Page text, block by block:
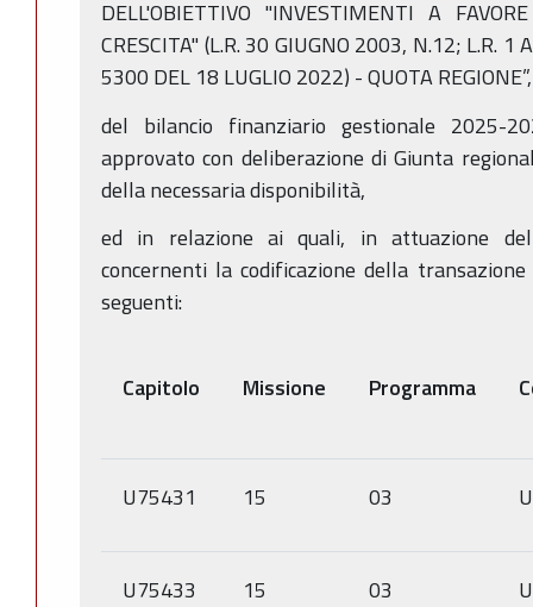
DELL'OBIETTIVO "INVESTIMENTI A
CRESCITA" (L.R. 30 GIUGNO 2003, N.12; L.R. 1
5300 DEL 18 LUGLIO 2022) - QUOTA REGIONE”,
del bilancio finanziario gestionale 2025-
approvato con deliberazione di Giunta
della necessaria disponibilità,
ed in relazione ai quali, in attuazione
concernenti la codificazione della
seguenti:
Capitolo Missione Programma
U75431 15 03
U75433 15 03